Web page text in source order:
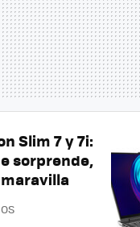
Slim 7 y 7i:
sorprende,